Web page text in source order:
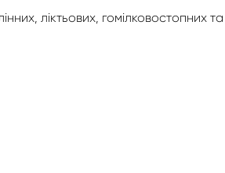
ліктьових, гомілковостопних